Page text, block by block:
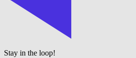
Stay in the loop!